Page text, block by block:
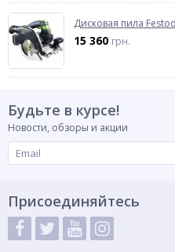
Дисковая пила
15 360 грн.
Будьте в курсе!
Новости, обзоры и акции
Присоединяйтесь